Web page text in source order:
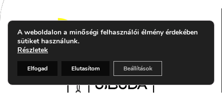
A weboldalon a minőségi felhasználói élmény érdekében
sütiket használunk.
Részletek
Elfogad Elutasítom Beállítások